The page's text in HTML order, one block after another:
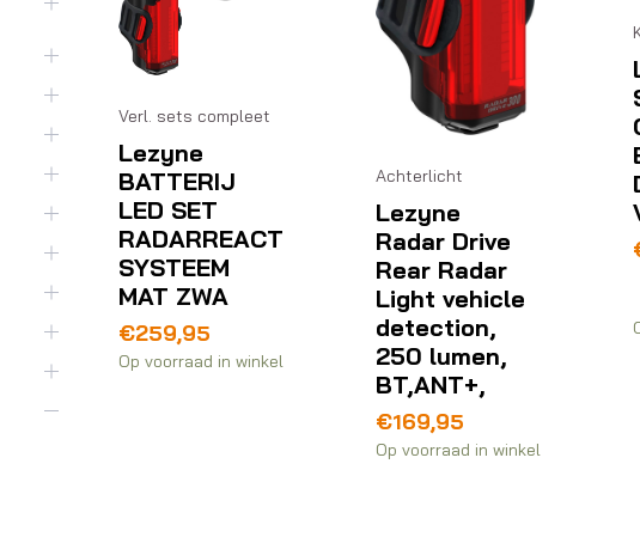
Verl. sets compleet
Lezyne
BATTERIJ
LED SET
RADARREACT
SYSTEEM
MAT ZWA
€259,95
Op voorraad in winkel
Achterlicht
Lezyne
Radar Drive
Rear Radar
Light vehicle
detection,
250 lumen,
BT,ANT+,
€169,95
Op voorraad in winkel